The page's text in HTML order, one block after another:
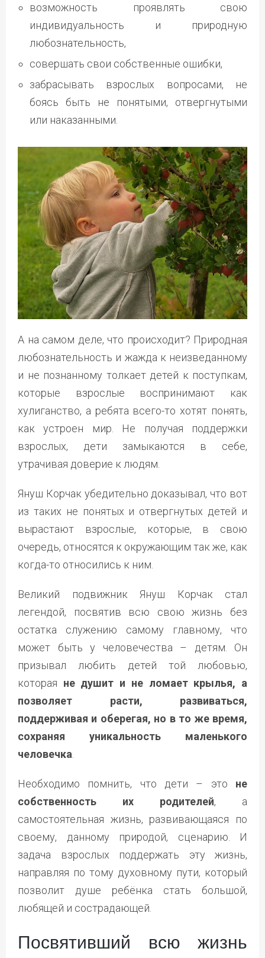
возможность проявлять свою
индивидуальность и природную
любознательность,
совершать свои собственные ошибки,
забрасывать взрослых вопросами, не
боясь быть не понятыми, отвергнутыми
или наказанными.
А на самом деле, что происходит? Природная
любознательность и жажда к неизведанному
и не познанному толкает детей к поступкам,
которые взрослые воспринимают как
хулиганство, а ребята всего-то хотят понять,
как устроен мир. Не получая поддержки
взрослых, дети замыкаются в себе,
утрачивая доверие к людям.
Януш Корчак убедительно доказывал, что вот
из таких не понятых и отвергнутых детей и
вырастают взрослые, которые, в свою
очередь, относятся к окружающим так же, как
когда-то относились к ним.
Великий подвижник Януш Корчак стал
легендой, посвятив всю свою жизнь без
остатка служению самому главному, что
может быть у человечества – детям. Он
призывал любить детей той любовью,
которая не душит и не ломает крылья, а
позволяет расти, развиваться,
поддерживая и оберегая, но в то же время,
сохраняя уникальность маленького
человечка
Необходимо помнить, что дети – это не
собственность их родителей, а
самостоятельная жизнь, развивающаяся по
своему, данному природой, сценарию. И
задача взрослых поддержать эту жизнь,
направляя по тому духовному пути, который
позволит душе ребёнка стать большой,
любящей и сострадающей.
Посвятивший всю жизнь